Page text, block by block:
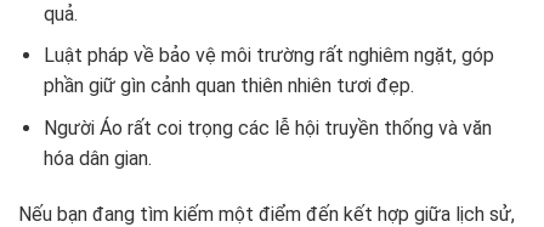
quả.
Luật pháp về bảo vệ môi trường rất nghiêm ngặt, góp
phần giữ gìn cảnh quan thiên nhiên tươi đẹp.
Người Áo rất coi trọng các lễ hội truyền thống và văn
hóa dân gian.
Nếu bạn đang tìm kiếm một điểm đến kết hợp giữa lịch sử,